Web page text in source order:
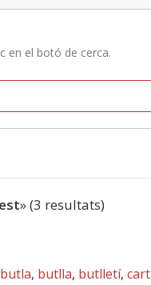
en el botó de cerca.
» (3 resultats)
butla, butlla, butlletí,